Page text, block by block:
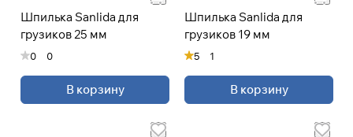
Шпилька Sanlida для
грузиков 25 мм
0 0
В корзину
Шпилька Sanlida для
грузиков 19 мм
5 1
В корзину